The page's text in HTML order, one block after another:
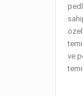
ve